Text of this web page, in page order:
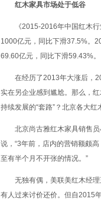
红木家具市场处于低谷
《2015-2016年中国红木
1000亿元，同比下滑37.5%。
69.60亿元，同比下滑59.43%。
在经历了2013年大涨后，
实在另企业感到尴尬。那么，
持续发展的“套路”？北京各大
北京尚古雅红木家具销售
说，“3年前，店内的营销额颇
至有半个月不开张的情况。”
无独有偶，美联美红木经
有人过来讨价还价。但自2015